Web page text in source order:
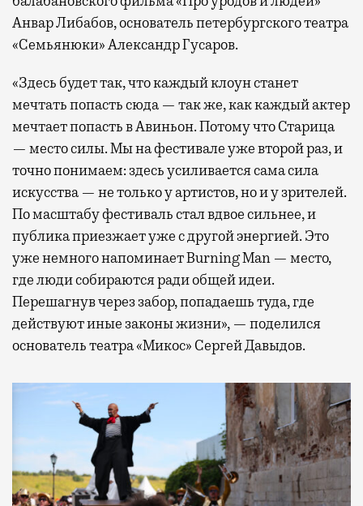
Анвар Либабов, основатель петербургского театра
«Семьянюки» Александр Гусаров.
«Здесь будет так, что каждый клоун станет
мечтать попасть сюда — так же, как каждый актер
мечтает попасть в Авиньон. Потому что Старица
— место силы. Мы на фестивале уже второй раз, и
точно понимаем: здесь усиливается сама сила
искусства — не только у артистов, но и у зрителей.
По масштабу фестиваль стал вдвое сильнее, и
публика приезжает уже с другой энергией. Это
уже немного напоминает Burning Man — место,
где люди собираются ради общей идеи.
Перешагнув через забор, попадаешь туда, где
действуют иные законы жизни», — поделился
основатель театра «Микос» Сергей Давыдов.